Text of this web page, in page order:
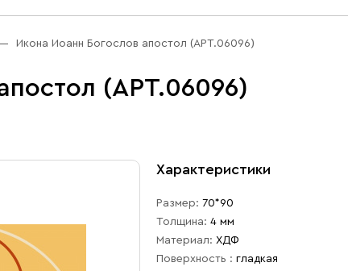
Икона Иоанн Богослов апостол (АРТ.06096)
(АРТ.06096)
Характеристики
Размер: 70*90
Толщина: 4 мм
Материал: ХДФ
Поверхность : гладкая